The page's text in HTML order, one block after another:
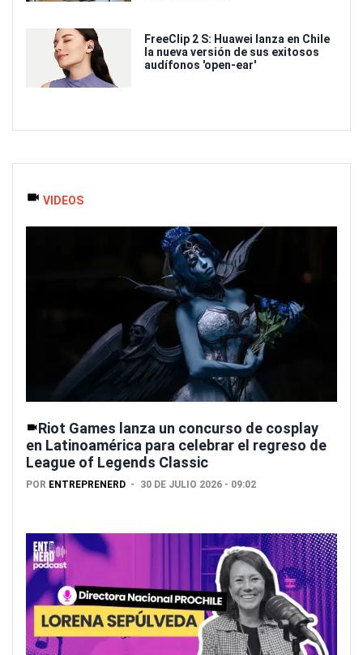
FreeClip 2 S: Huawei lanza en Chile
la nueva versión de sus exitosos
audífonos 'open-ear'
VIDEOS
Riot Games lanza un concurso de cosplay
en Latinoamérica para celebrar el regreso de
League of Legends Classic
POR ENTREPRENERD 30 DE JULIO 2026 - 09:02